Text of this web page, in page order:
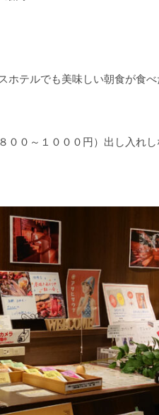
テルでも美味しい朝食が食べ
００～１０００円）出し入れ